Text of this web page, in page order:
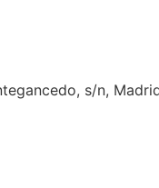
s/n,